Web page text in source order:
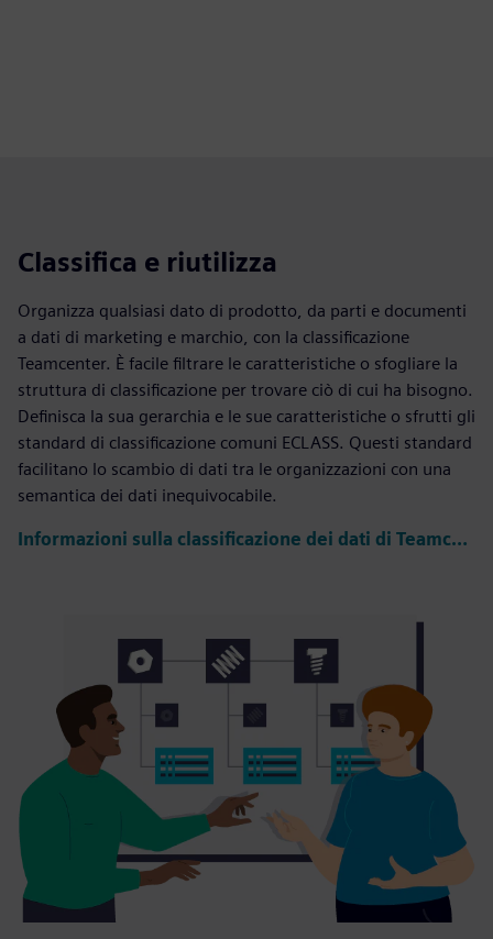
Classifica e riutilizza
Organizza qualsiasi dato di prodotto, da parti e documenti
a dati di marketing e marchio, con la classificazione
Teamcenter. È facile filtrare le caratteristiche o sfogliare la
struttura di classificazione per trovare ciò di cui ha bisogno.
Definisca la sua gerarchia e le sue caratteristiche o sfrutti gli
standard di classificazione comuni ECLASS. Questi standard
facilitano lo scambio di dati tra le organizzazioni con una
semantica dei dati inequivocabile.
Informazioni sulla classificazione dei dati di Teamcenter